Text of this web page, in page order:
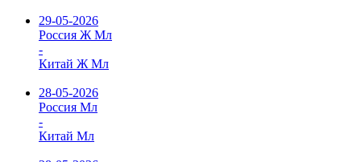
29-05-2026
Россия Ж Мл
-
Китай Ж Мл
28-05-2026
Россия Мл
-
Китай Мл